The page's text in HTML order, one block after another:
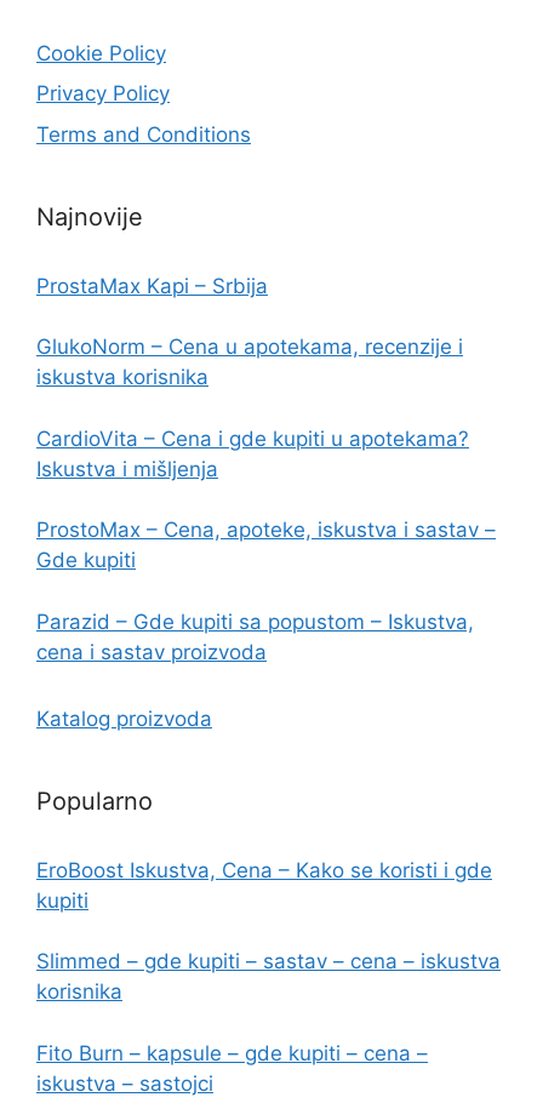
Cookie Policy
Privacy Policy
Terms and Conditions
Najnovije
ProstaMax Kapi – Srbija
GlukoNorm – Cena u apotekama, recenzije i
iskustva korisnika
CardioVita – Cena i gde kupiti u apotekama?
Iskustva i mišljenja
ProstoMax – Cena, apoteke, iskustva i sastav –
Gde kupiti
Parazid – Gde kupiti sa popustom – Iskustva,
cena i sastav proizvoda
Katalog proizvoda
Popularno
EroBoost Iskustva, Cena – Kako se koristi i gde
kupiti
Slimmed – gde kupiti – sastav – cena – iskustva
korisnika
Fito Burn – kapsule – gde kupiti – cena –
iskustva – sastojci